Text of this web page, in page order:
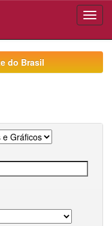
do Brasil